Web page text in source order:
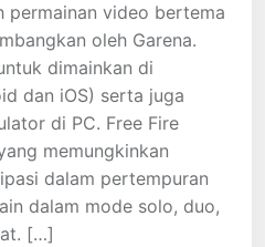
permainan video bertema
oleh Garena.
dimainkan di
dan iOS) serta juga
di PC. Free Fire
memungkinkan
dalam pertempuran
dalam mode solo, duo,
[…]